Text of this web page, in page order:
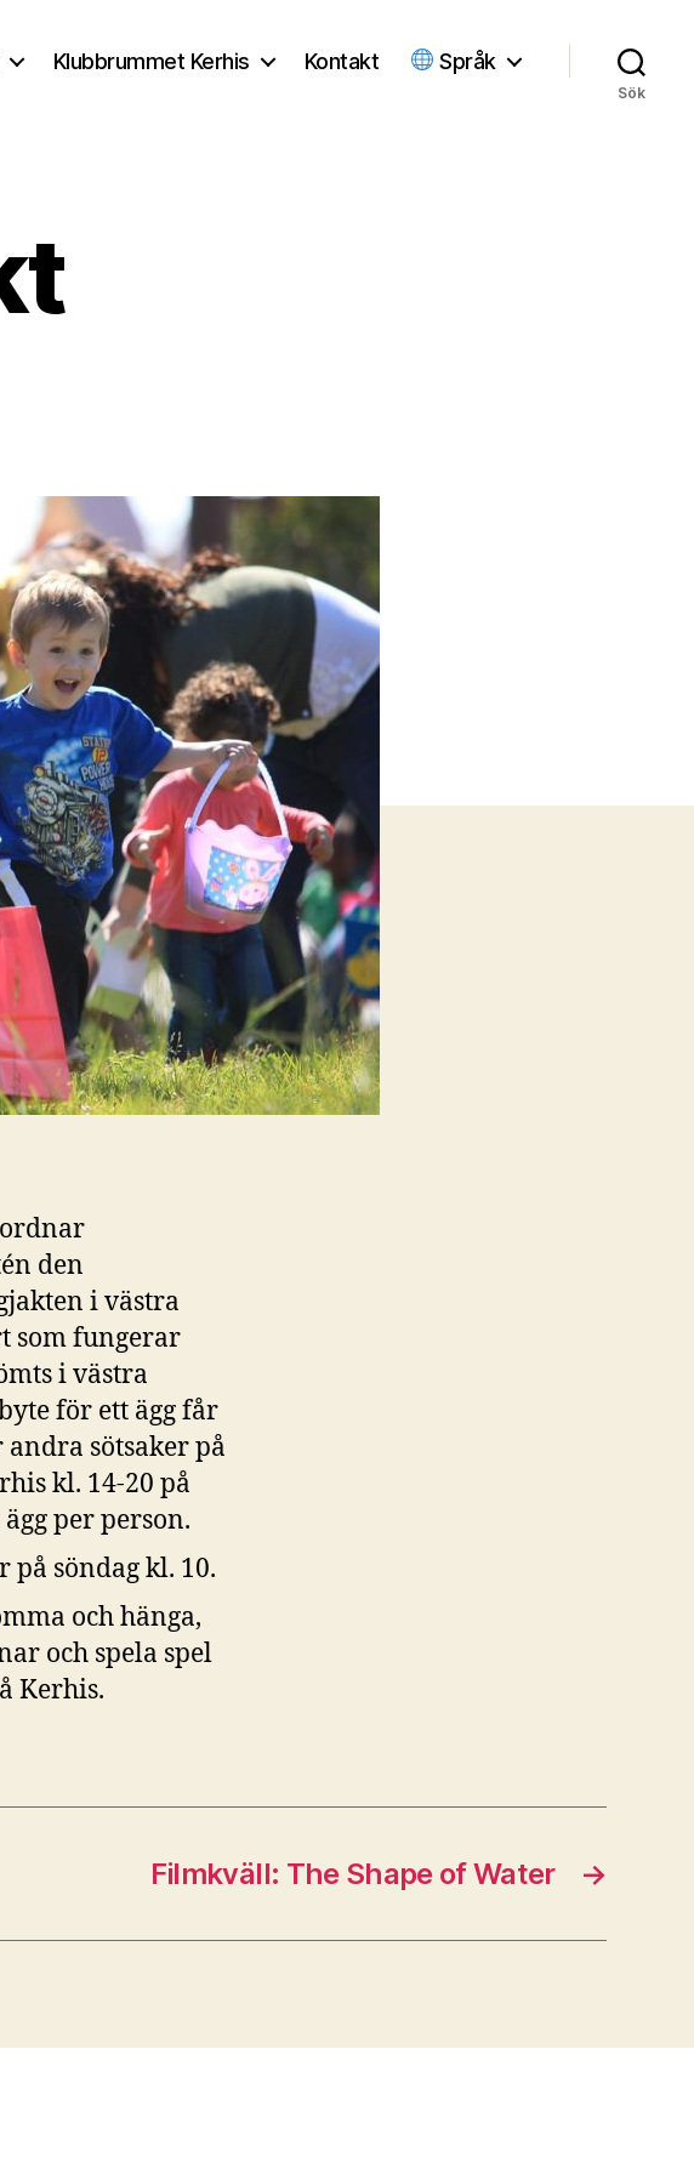
Klubbrummet Kerhis Kontakt Språk
Sök
ordnar
den
i västra
som fungerar
i västra
för ett ägg får
sötsaker på
kl. 14-20 på
per person.
på söndag kl. 10.
och hänga,
och spela spel
Kerhis.
→
Filmkväll: The Shape of Water